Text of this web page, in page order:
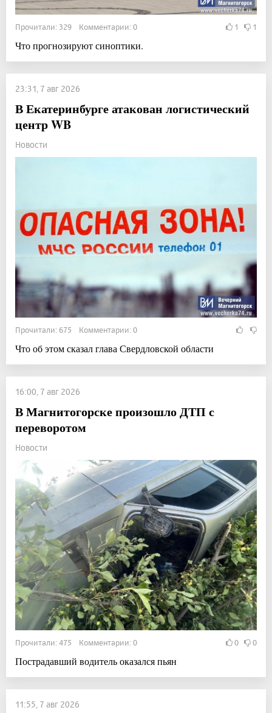
Прочитали: 329 Комментарии: 0 1 1
Что прогнозируют синоптики.
23:31, 7 авг 2026
В Екатеринбурге атакован логистический
центр WB
Новости
Прочитали: 675 Комментарии: 0
Что об этом сказал глава Свердловской области
16:00, 7 авг 2026
В Магнитогорске произошло ДТП с
переворотом
Новости
Прочитали: 475 Комментарии: 0 0 0
Пострадавший водитель оказался пьян
11:55, 7 авг 2026